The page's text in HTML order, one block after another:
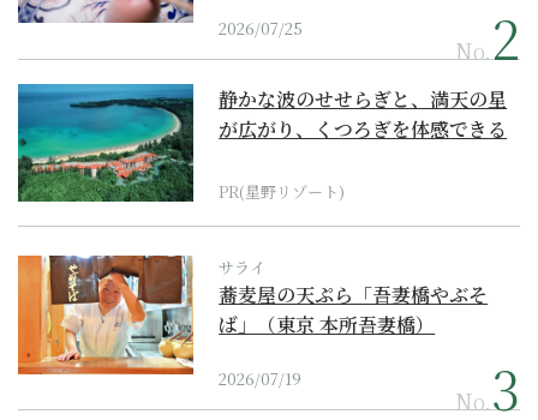
2026/07/25
No.
静かな波のせせらぎと、満天の星
が広がり、くつろぎを体感できる
PR(星野リゾート)
サライ
蕎麦屋の天ぷら「吾妻橋やぶそ
ば」（東京 本所吾妻橋）
2026/07/19
No.